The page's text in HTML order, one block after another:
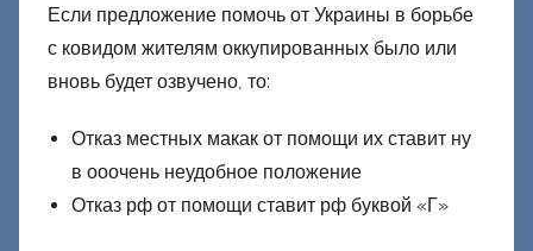
Если предложение помочь от Украины в борьбе
с ковидом жителям оккупированных было или
вновь будет озвучено, то:
Отказ местных макак от помощи их ставит ну
в ооочень неудобное положение
Отказ рф от помощи ставит рф буквой «Г»